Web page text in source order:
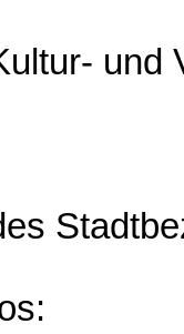
und